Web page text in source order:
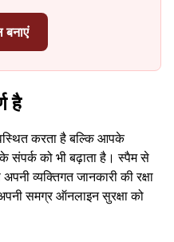
बनाएं
पता:
QR
है
करता है बल्कि आपके
संपर्क को भी बढ़ाता है। स्पैम से
व्यक्तिगत जानकारी की रक्षा
समग्र ऑनलाइन सुरक्षा को